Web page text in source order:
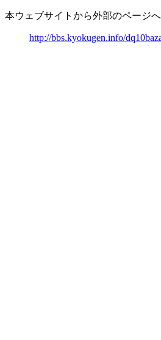
本ウェブサイトから外部のページ
http://bbs.kyokugen.info/